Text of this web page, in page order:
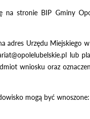
na stronie BIP Gminy
adres Urzędu Miejskiego
lub
wniosku oraz
mogą być wnoszone: